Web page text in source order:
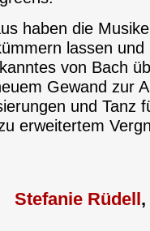
haben die
lassen
von Bach
Gewand zur
und Tanz
erweitertem
Stefanie Rüdell